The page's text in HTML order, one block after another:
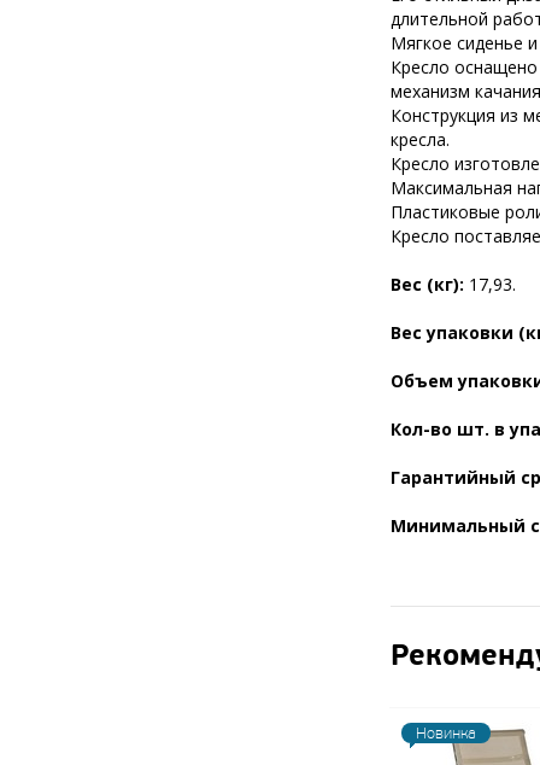
длительной
Мягкое сиденье
Кресло
механизм
Конструкция из
кресла.
Кресло
Максимальная
Пластиковые
Кресло
Вес (кг): 17,93.
Вес упаковки
Объем
Кол-во шт. в
Гарантийный
Минимальный
Новинка